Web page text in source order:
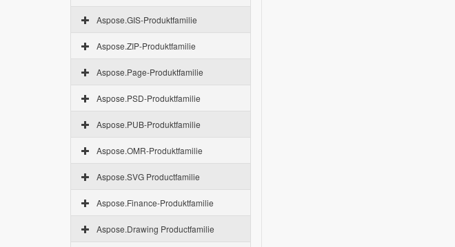
Aspose.GIS-Produktfamilie
Aspose.ZIP-Produktfamilie
Aspose.Page-Produktfamilie
Aspose.PSD-Produktfamilie
Aspose.PUB-Produktfamilie
Aspose.OMR-Produktfamilie
Aspose.SVG Productfamilie
Aspose.Finance-Produktfamilie
Aspose.Drawing Productfamilie